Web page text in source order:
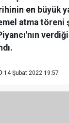
en büyük
atma töreni
14 Şubat 2022 19:57